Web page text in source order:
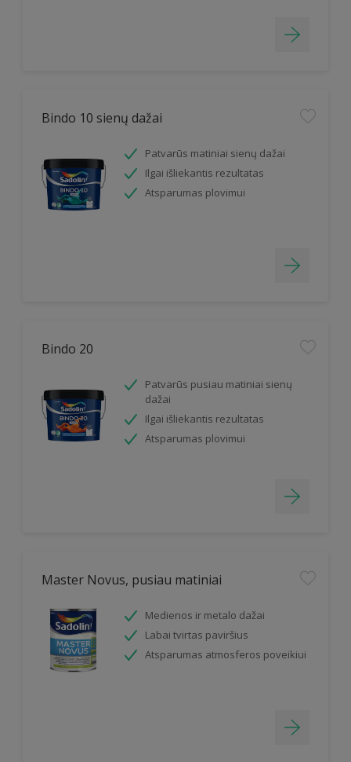
Bindo 10 sienų dažai
Patvarūs matiniai sienų dažai
Ilgai išliekantis rezultatas
Atsparumas plovimui
Bindo 20
Patvarūs pusiau matiniai sienų
dažai
Ilgai išliekantis rezultatas
Atsparumas plovimui
Master Novus, pusiau matiniai
Medienos ir metalo dažai
Labai tvirtas paviršius
Atsparumas atmosferos poveikiui